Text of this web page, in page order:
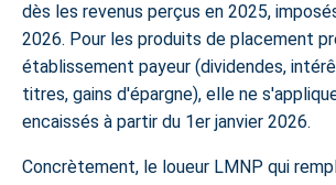
dès les revenus perçus en 2025,
2026. Pour les produits de placement
établissement payeur (dividendes,
titres, gains d'épargne), elle ne
encaissés à partir du 1er janvier 2026.
Concrètement, le loueur LMNP qui